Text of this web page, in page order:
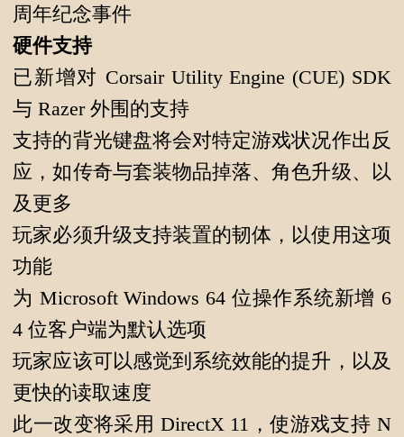
周年纪念事件
硬件支持
已新增对 Corsair Utility Engine (CUE) SDK
与 Razer 外围的支持
支持的背光键盘将会对特定游戏状况作出反
应，如传奇与套装物品掉落、角色升级、以
及更多
玩家必须升级支持装置的韧体，以使用这项
功能
为 Microsoft Windows 64 位操作系统新增 6
4 位客户端为默认选项
玩家应该可以感觉到系统效能的提升，以及
更快的读取速度
此一改变将采用 DirectX 11，使游戏支持 N